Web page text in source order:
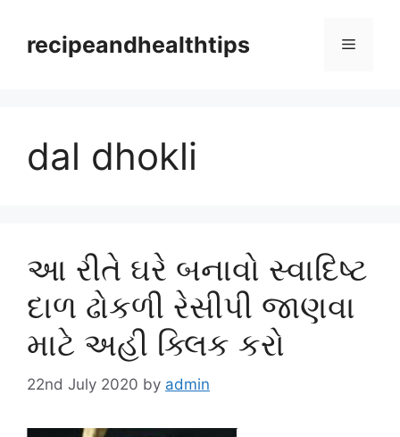
contentrecipeandhealthtips Menu
dal dhokli
આ રીતે ઘરે બનાવો સ્વાદિષ્ટ
દાળ ઢોકળી રેસીપી જાણવા
માટે અહી ક્લિક કરો
22nd July 2020 by admin